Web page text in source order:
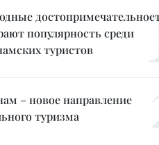
популярность среди
туристов
– новое направление
туризма